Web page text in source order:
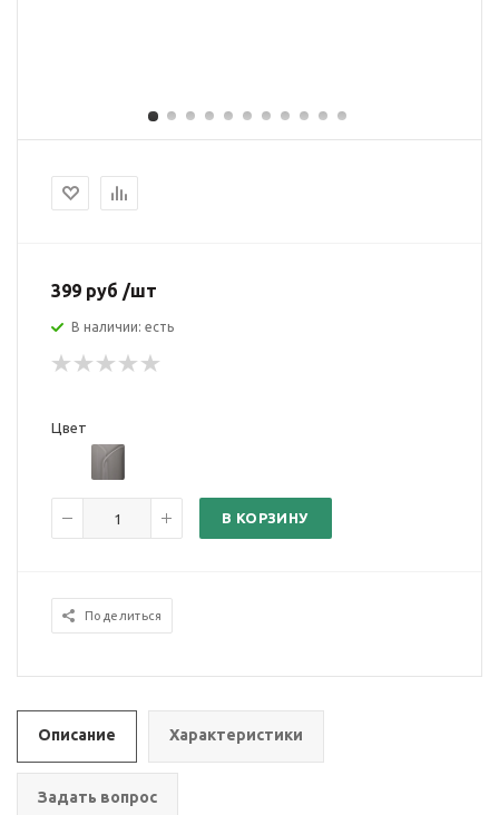
399 руб /шт
В наличии: есть
Цвет
В КОРЗИНУ
Поделиться
Описание Характеристики
Задать вопрос